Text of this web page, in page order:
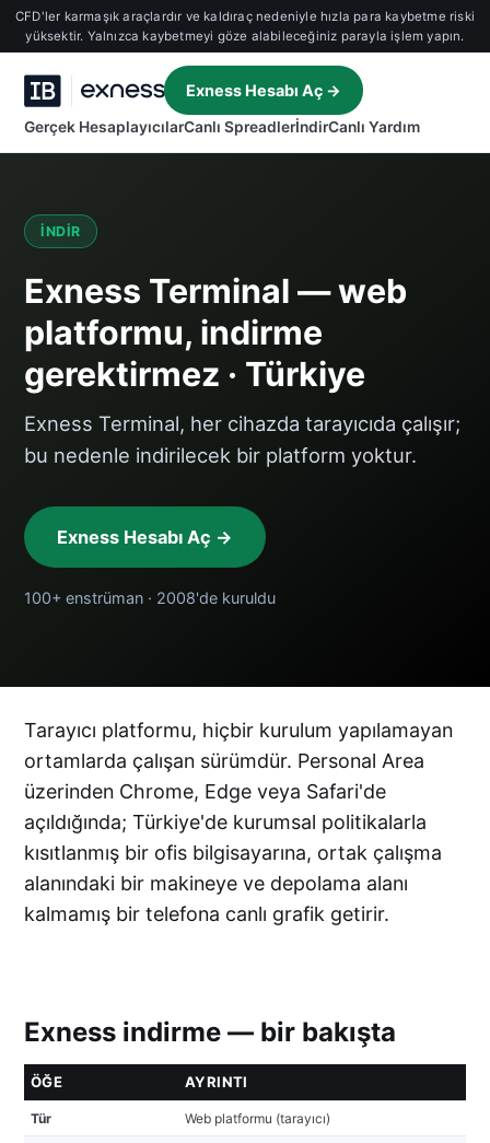
CFD'ler karmaşık araçlardır ve kaldıraç nedeniyle hızla para kaybetme riski
yüksektir. Yalnızca kaybetmeyi göze alabileceğiniz parayla işlem yapın.
Gerçek HesaplayıcılarCanlı SpreadlerİndirCanlı Yardım
Exness Hesabı Aç →
İNDIR
Exness Terminal — web
platformu, indirme
gerektirmez · Türkiye
Exness Terminal, her cihazda tarayıcıda çalışır;
bu nedenle indirilecek bir platform yoktur.
Exness Hesabı Aç →
100+ enstrüman · 2008'de kuruldu
Tarayıcı platformu, hiçbir kurulum yapılamayan
ortamlarda çalışan sürümdür. Personal Area
üzerinden Chrome, Edge veya Safari'de
açıldığında; Türkiye'de kurumsal politikalarla
kısıtlanmış bir ofis bilgisayarına, ortak çalışma
alanındaki bir makineye ve depolama alanı
kalmamış bir telefona canlı grafik getirir.
Exness indirme — bir bakışta
ÖĞE AYRINTI
Tür Web platformu (tarayıcı)